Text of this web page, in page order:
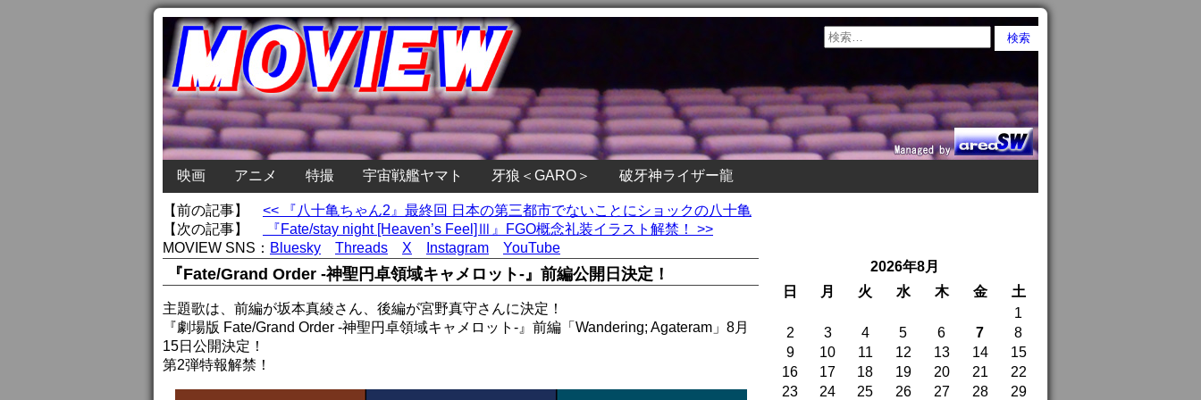
映画 アニメ 特撮 宇宙戦艦ヤマト 牙狼＜GARO＞ 破牙神ライザー龍
【前の記事】 << 『八十亀ちゃん2』最終回 日本の第三都市でないことにショックの八十亀
【次の記事】
『Fate/stay night [Heaven’s Feel]Ⅲ』FGO概念礼装イラスト解禁！ >>
MOVIEW SNS： Bluesky Threads X Instagram YouTube
『Fate/Grand Order -神聖円卓領域キャメロット-』前編公開日決定！
主題歌は、前編が坂本真綾さん、後編が宮野真守さんに決定！
『劇場版 Fate/Grand Order -神聖円卓領域キャメロット-』前編「Wandering; Agateram」8月
15日公開決定！
第2弾特報解禁！
2026年8月
日
月 火 水 木 金
土
1
2
3 4 5 6 7
8
9
10 11 12 13 14
15
16
17 18 19 20 21
22
23
24 25 26 27 28 29